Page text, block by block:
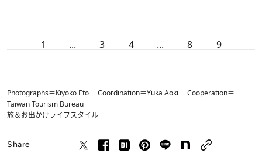
1 ... 3 4 ... 8 9
Photographs＝Kiyoko Eto Coordination＝Yuka Aoki Cooperation＝
Taiwan Tourism Bureau
旅＆お出かけライフスタイル
Share